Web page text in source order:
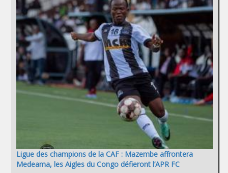
Ligue des champions de la CAF : Mazembe affrontera
Medeama, les Aigles du Congo défieront l’APR FC